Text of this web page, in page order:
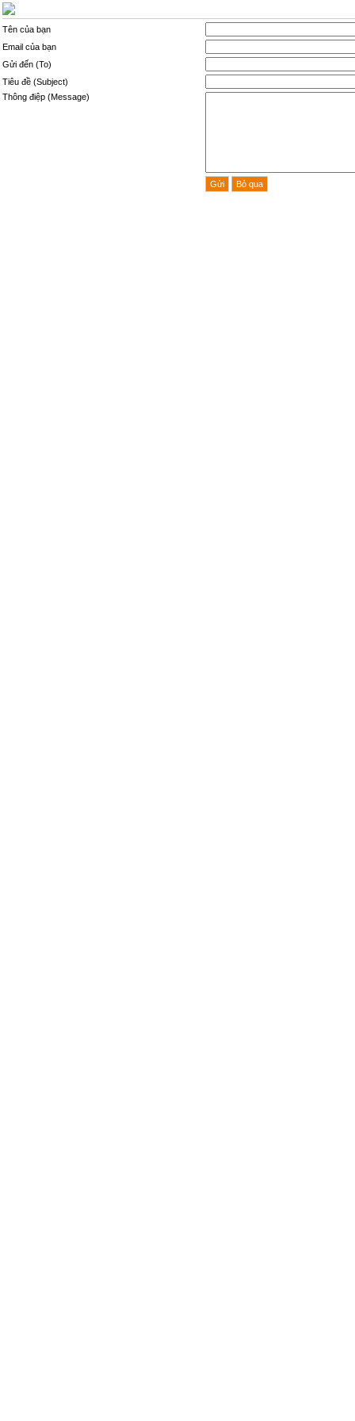
Tên của bạn
Email của bạn
Gửi đến (To)
Tiêu đề (Subject)
Thông điệp (Message)